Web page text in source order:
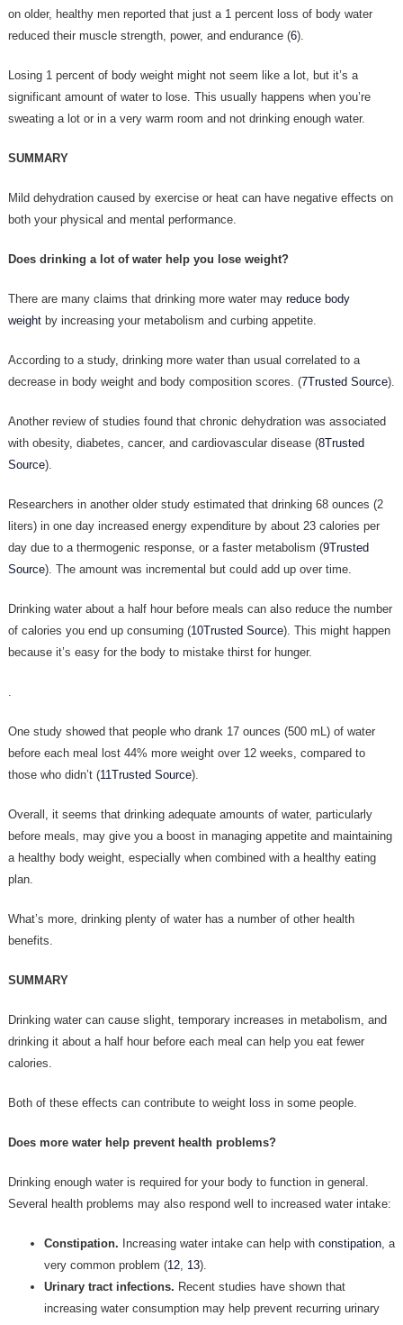
on older, healthy men reported that just a 1 percent loss of body water
reduced their muscle strength, power, and endurance (6).
Losing 1 percent of body weight might not seem like a lot, but it’s a
significant amount of water to lose. This usually happens when you’re
sweating a lot or in a very warm room and not drinking enough water.
SUMMARY
Mild dehydration caused by exercise or heat can have negative effects on
both your physical and mental performance.
Does drinking a lot of water help you lose weight?
There are many claims that drinking more water may reduce body
weight by increasing your metabolism and curbing appetite.
According to a study, drinking more water than usual correlated to a
decrease in body weight and body composition scores. (7Trusted Source).
Another review of studies found that chronic dehydration was associated
with obesity, diabetes, cancer, and cardiovascular disease (8Trusted
Source).
Researchers in another older study estimated that drinking 68 ounces (2
liters) in one day increased energy expenditure by about 23 calories per
day due to a thermogenic response, or a faster metabolism (9Trusted
Source). The amount was incremental but could add up over time.
Drinking water about a half hour before meals can also reduce the number
of calories you end up consuming (10Trusted Source). This might happen
because it’s easy for the body to mistake thirst for hunger.
.
One study showed that people who drank 17 ounces (500 mL) of water
before each meal lost 44% more weight over 12 weeks, compared to
those who didn’t (11Trusted Source).
Overall, it seems that drinking adequate amounts of water, particularly
before meals, may give you a boost in managing appetite and maintaining
a healthy body weight, especially when combined with a healthy eating
plan.
What’s more, drinking plenty of water has a number of other health
benefits.
SUMMARY
Drinking water can cause slight, temporary increases in metabolism, and
drinking it about a half hour before each meal can help you eat fewer
calories.
Both of these effects can contribute to weight loss in some people.
Does more water help prevent health problems?
Drinking enough water is required for your body to function in general.
Several health problems may also respond well to increased water intake:
Constipation. Increasing water intake can help with constipation, a
very common problem (12, 13).
Urinary tract infections. Recent studies have shown that
increasing water consumption may help prevent recurring urinary